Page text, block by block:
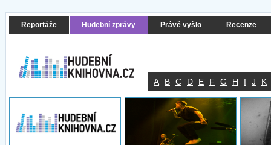
Reportáže Hudební zprávy Právě vyšlo Recenze
A B C D E F G H I J K